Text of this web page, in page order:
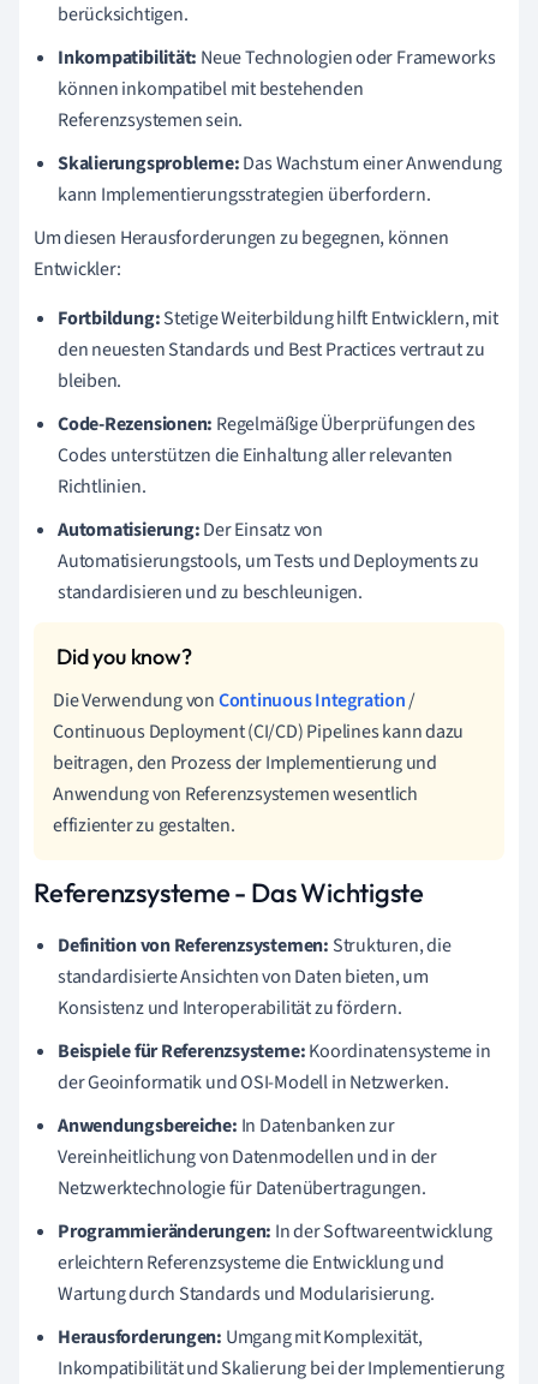
berücksichtigen.
Inkompatibilität: Neue Technologien oder Frameworks
können inkompatibel mit bestehenden
Referenzsystemen sein.
Skalierungsprobleme:Das Wachstum einer Anwendung
kann Implementierungsstrategien überfordern.
Um diesen Herausforderungen zu begegnen, können
Entwickler:
Fortbildung:Stetige Weiterbildung hilft Entwicklern, mit
den neuesten Standards und Best Practices vertraut zu
bleiben.
Code-Rezensionen: Regelmäßige Überprüfungen des
Codes unterstützen die Einhaltung aller relevanten
Richtlinien.
Automatisierung:Der Einsatz von
Automatisierungstools, um Tests und Deployments zu
standardisieren und zu beschleunigen.
Die Verwendung vonContinuous Integration/
Continuous Deployment (CI/CD) Pipelines kann dazu
beitragen, den Prozess der Implementierung und
Anwendung von Referenzsystemen wesentlich
effizienter zu gestalten.
Referenzsysteme - Das Wichtigste
Definition von Referenzsystemen: Strukturen, die
standardisierte Ansichten von Daten bieten, um
Konsistenz und Interoperabilität zu fördern.
Beispiele für Referenzsysteme:Koordinatensysteme in
der Geoinformatik und OSI-Modell in Netzwerken.
Anwendungsbereiche: In Datenbanken zur
Vereinheitlichung von Datenmodellen und in der
Netzwerktechnologie für Datenübertragungen.
Programmieränderungen: In der Softwareentwicklung
erleichtern Referenzsysteme die Entwicklung und
Wartung durch Standards und Modularisierung.
Herausforderungen: Umgang mit Komplexität,
Inkompatibilität und Skalierung bei der Implementierung